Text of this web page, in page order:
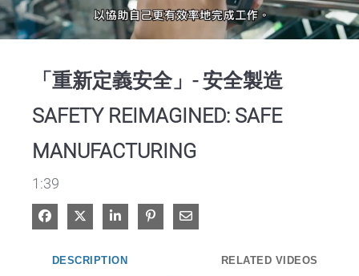
「重新定義安全」- 安全製造
SAFETY REIMAGINED: SAFE
MANUFACTURING
1:39
Share on Facebook
Share on XShare on LinkedIn
Pin on Pinterest
Share via Email
DESCRIPTION RELATED VIDEOS